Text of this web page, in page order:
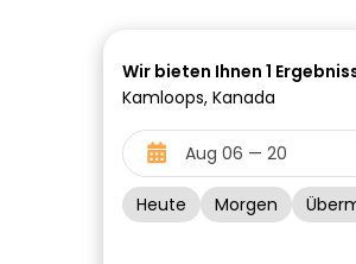
Wir bieten Ihnen 1
Kamloops, Kanada
Heute Morgen